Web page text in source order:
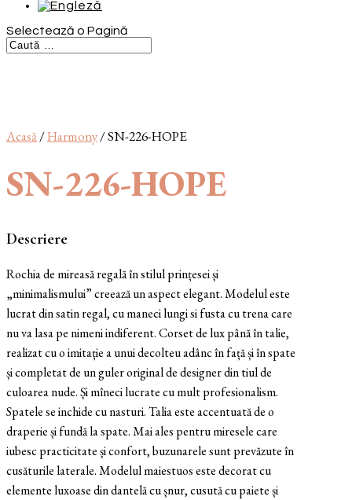
Selectează o Pagină
Acasă/Harmony/ SN-226-HOPE
SN-226-HOPE
Descriere
Rochia de mireasă regală în stilul prințesei și
„minimalismului” creează un aspect elegant. Modelul este
lucrat din satin regal, cu maneci lungi si fusta cu trena care
nu va lasa pe nimeni indiferent. Corset de lux până în talie,
realizat cu o imitație a unui decolteu adânc în față și în spate
și completat de un guler original de designer din tiul de
culoarea nude. Și mîneci lucrate cu mult profesionalism.
Spatele se inchide cu nasturi. Talia este accentuată de o
draperie și fundă la spate. Mai ales pentru miresele care
iubesc practicitate și confort, buzunarele sunt prevăzute în
cusăturile laterale. Modelul maiestuos este decorat cu
elemente luxoase din dantelă cu șnur, cusută cu paiete și